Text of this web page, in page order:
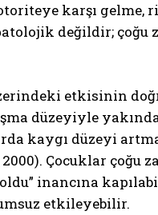
OL
karşı
değildir; çoğu
etkisinin
düzeyiyle
kaygı düzeyi
Çocuklar çoğu
inancına
etkileyebilir.